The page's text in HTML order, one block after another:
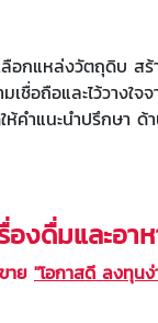
กแหล่งวัตถุดิบ สร้
ถือและไว้วางใจ
คำแนะนำปรึกษา
งดื่มและอาห
าย "โอกาสดี ลงทุน